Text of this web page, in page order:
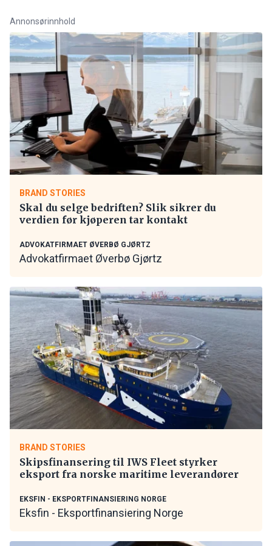
Annonsørinnhold
BRAND STORIES
Skal du selge bedriften? Slik sikrer du
verdien før kjøperen tar kontakt
ADVOKATFIRMAET ØVERBØ GJØRTZ
Advokatfirmaet Øverbø Gjørtz
BRAND STORIES
Skipsfinansering til IWS Fleet styrker
eksport fra norske maritime leverandører
EKSFIN - EKSPORTFINANSIERING NORGE
Eksfin - Eksportfinansiering Norge